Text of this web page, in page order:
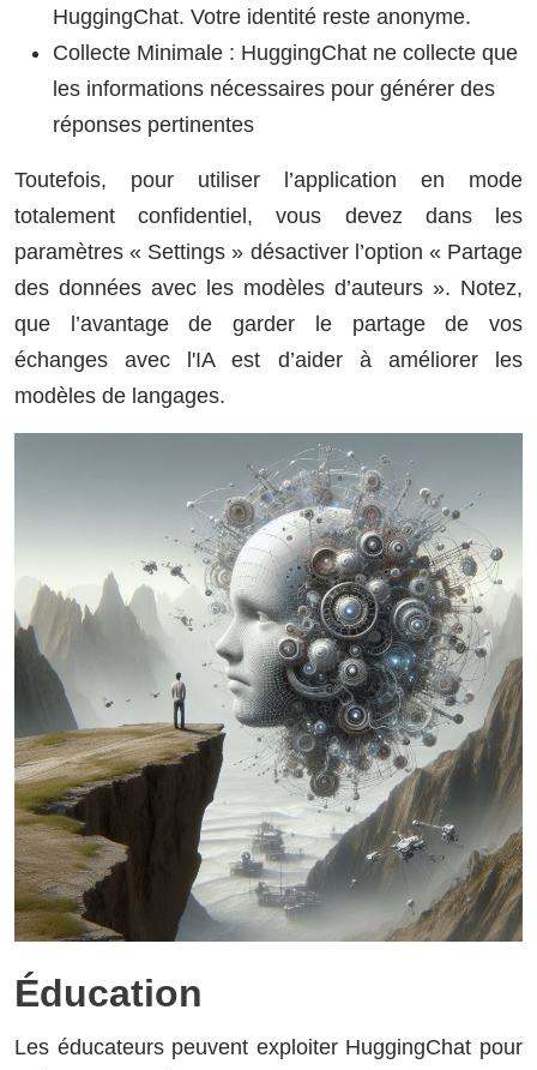
HuggingChat. Votre identité reste anonyme.
Collecte Minimale : HuggingChat ne collecte que
les informations nécessaires pour générer des
réponses pertinentes
Toutefois, pour utiliser l’application en mode
totalement confidentiel, vous devez dans les
paramètres « Settings » désactiver l’option « Partage
des données avec les modèles d’auteurs ». Notez,
que l’avantage de garder le partage de vos
échanges avec l'IA est d’aider à améliorer les
modèles de langages.
Éducation
Les éducateurs peuvent exploiter HuggingChat pour